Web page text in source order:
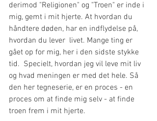
derimod "Religionen" og "Troen" er inde i
mig, gemt i mit hjerte. At hvordan du
håndtere døden, har en indflydelse på,
hvordan du lever  livet. Mange ting er
gået op for mig, her i den sidste stykke
tid.  Specielt, hvordan jeg vil leve mit liv
og hvad meningen er med det hele. Så
den her tegneserie, er en proces - en
proces om at finde mig selv - at finde
troen frem i mit hjerte.